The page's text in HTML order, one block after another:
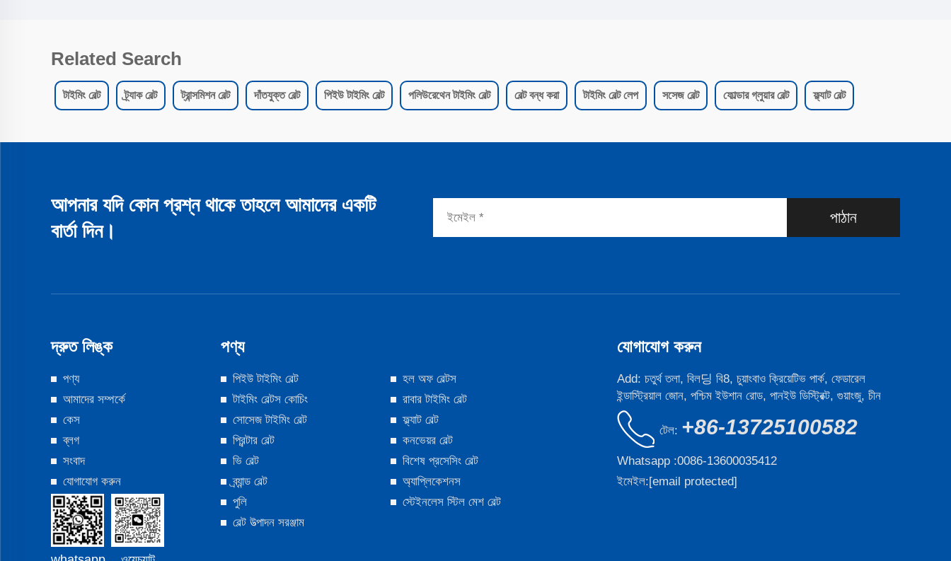
Related Search
টাইমিং বেল্ট ট্র্যাক বেল্ট ট্রান্সমিশন বেল্ট দাঁতযুক্ত বেল্ট পিইউ টাইমিং বেল্ট পলিউরেথেন টাইমিং বেল্ট বেল্ট বন্ধ করা টাইমিং বেল্ট লেপ সসেজ বেল্ট ফোল্ডার গ্লুয়ার বেল্ট ফ্ল্যাট বেল্ট
আপনার যদি কোন প্রশ্ন থাকে তাহলে আমাদের একটি
বার্তা দিন।
পাঠান
দ্রুত লিঙ্ক
পণ্য
আমাদের সম্পর্কে
কেস
ব্লগ
সংবাদ
যোগাযোগ করুন
পণ্য
পিইউ টাইমিং বেল্ট
হল অফ বেল্টস
টাইমিং বেল্টস কোচিং
রাবার টাইমিং বেল্ট
সোসেজ টাইমিং বেল্ট
ফ্ল্যাট বেল্ট
প্রিন্টার বেল্ট
কনভেয়র বেল্ট
ভি বেল্ট
বিশেষ প্রসেসিং বেল্ট
ব্র্যান্ড বেল্ট
অ্যাপ্লিকেশনস
পুলি
স্টেইনলেস স্টিল মেশ বেল্ট
বেল্ট উত্পাদন সরঞ্জাম
যোগাযোগ করুন
Add: চতুর্থ তলা, বিল딩 বি8, চুয়াংবাও ক্রিয়েটিভ পার্ক, ফেডারেল
ইন্ডাস্ট্রিয়াল জোন, পশ্চিম ইউশান রোড, পানইউ ডিস্ট্রিক্ট, গুয়াংজু, চীন
টেল: +86-13725100582
Whatsapp :0086-13600035412
ইমেইল:[email protected]